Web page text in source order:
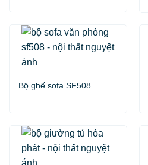
Bộ ghế sofa SF508